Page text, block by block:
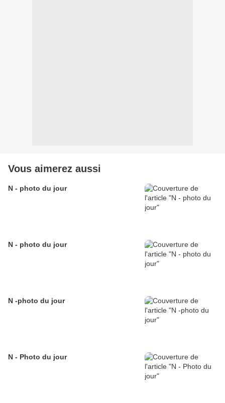
Vous aimerez aussi
N - photo du jour
N - photo du jour
N -photo du jour
N - Photo du jour